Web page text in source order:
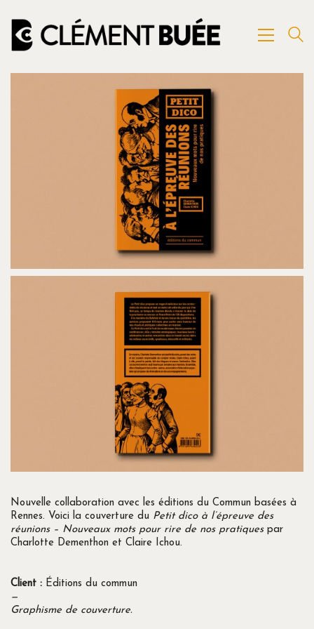
Nouvelle collaboration avec les éditions du Commun basées à
Rennes. Voici la couverture du Petit dico à l’épreuve des
réunions – Nouveaux mots pour rire de nos pratiques par
Charlotte Dementhon et Claire Ichou.
Client : Éditions du commun
—
Graphisme de couverture.